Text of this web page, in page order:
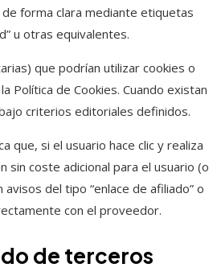
forma clara mediante etiquetas
u otras equivalentes.
que podrían utilizar cookies o
Política de Cookies. Cuando existan
criterios editoriales definidos.
que, si el usuario hace clic y realiza
sin coste adicional para el usuario (o
del tipo “enlace de afiliado” o
con el proveedor.
de terceros